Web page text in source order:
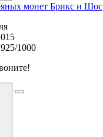
монет Брикс и Шос
1000